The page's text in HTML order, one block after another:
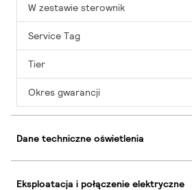
W zestawie sterownik
Service Tag
Tier
Okres gwarancji
Dane techniczne oświetlenia
Eksploatacja i połączenie elektryczne